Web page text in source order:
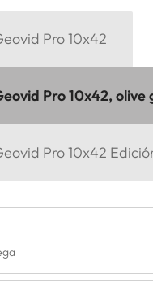
Pro 10x42
Pro 10x42, olive
Pro 10x42